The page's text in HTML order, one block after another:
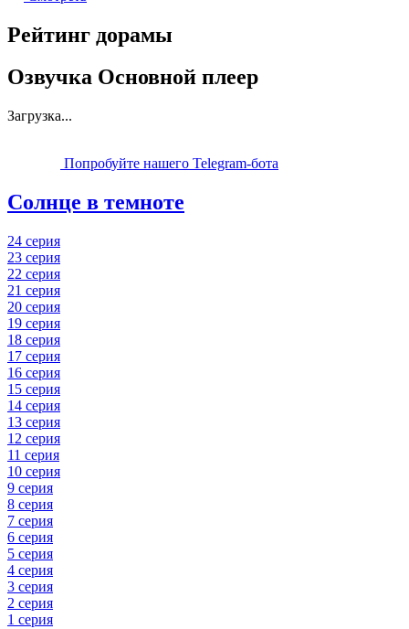
Рейтинг дорамы
Озвучка Основной плеер
Загрузка...
Попробуйте нашего Telegram-бота
Солнце в темноте
24 серия
23 серия
22 серия
21 серия
20 серия
19 серия
18 серия
17 серия
16 серия
15 серия
14 серия
13 серия
12 серия
11 серия
10 серия
9 серия
8 серия
7 серия
6 серия
5 серия
4 серия
3 серия
2 серия
1 серия